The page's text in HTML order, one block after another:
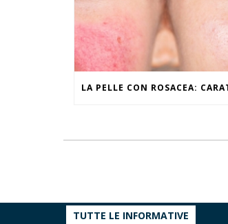
TUTTE LE INFORMATIVE